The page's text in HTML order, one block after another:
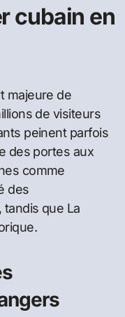
cubain en
majeure de
de visiteurs
peinent parfois
des portes aux
comme
des
que La